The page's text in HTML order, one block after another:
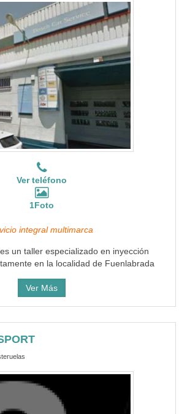
Ver teléfono
1Foto
integral multimarca
un taller especializado en inyección
en la localidad de Fuenlabrada
Ver Más